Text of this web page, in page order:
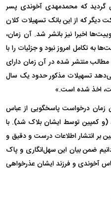
گردید که محمدمهدی آخوندی پسر
که از این بانک تسهیلات کلان
اخیرا نیز بانشر شد. آن زمان،
تکامل امروز نبود و جزئیات را با
منتشر شده در آن زمان دارای
تسهیلات مذکور حدود یک سال
اخذ شده است.»
زمان درخواست پاسخگویی از عباس
(و کمپین توسط ایشان بلاک شد). با
بر انتشار اطلاعات درست و دقیق و
ضمن بیان این سهل‌انگاری و پاک
آخوندی و فرزند ایشان عذرخواهی